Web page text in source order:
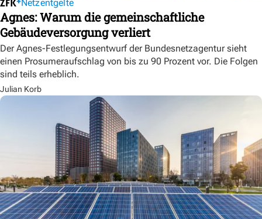
Netzentgelte
Agnes: Warum die gemeinschaftliche
Gebäudeversorgung verliert
Der Agnes-Festlegungsentwurf der Bundesnetzagentur sieht
einen Prosumeraufschlag von bis zu 90 Prozent vor. Die Folgen
sind teils erheblich.
Julian Korb